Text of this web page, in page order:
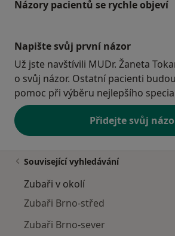
Názory pacientů se rychle objeví
Napište svůj první názor
Už jste navštívili MUDr. Žaneta
o svůj názor. Ostatní pacienti
pomoc při výběru nejlepšího
Přidejte svůj
Související vyhledávání
Zubaři v okolí
Zubaři Brno-střed
Zubaři Brno-sever